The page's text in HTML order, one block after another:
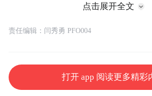
金石文字
海会塔。
点击展开全文
责任编辑：闫秀勇 PFO004
打开 app 阅读更多精彩